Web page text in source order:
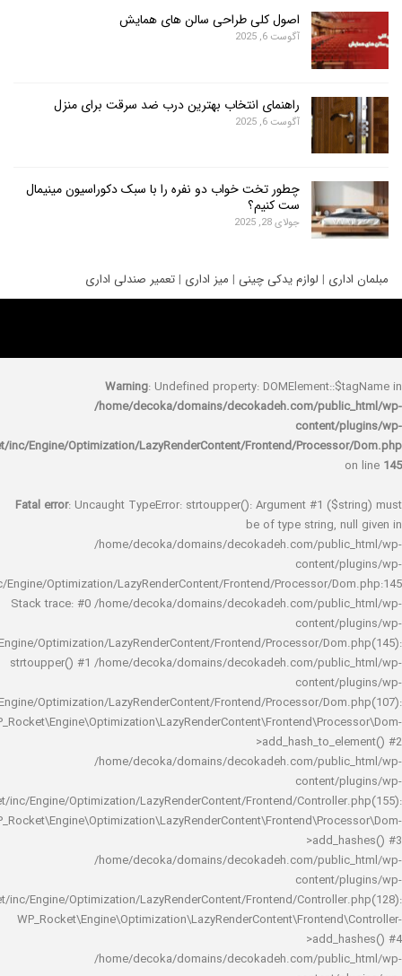
اصول کلی طراحی سالن های همایش
آگوست 6, 2025
راهنمای انتخاب بهترین درب ضد سرقت برای منزل
آگوست 6, 2025
چطور تخت خواب دو نفره را با سبک دکوراسیون مینیمال
ست کنیم؟
جولای 28, 2025
|لوازم یدکی چینی|میز اداری| تعمیر صندلی اداری
Warning: Undefined property:
/home/decoka/domains/decokadeh.com/
rocket/inc/Engine/Optimization/LazyRenderContent/Frontend/
Fatal error : Uncaught TypeError: strtoupper(): Argument #1
be of type string,
/home/decoka/domains/decokadeh.com/
rocket/inc/Engine/Optimization/LazyRenderContent/Frontend/Processor/
Stack trace: #0 /home/decoka/domains/decokadeh.com/
rocket/inc/Engine/Optimization/LazyRenderContent/Frontend/Processor/
strtoupper() #1 /home/decoka/domains/decokadeh.com/
rocket/inc/Engine/Optimization/LazyRenderContent/Frontend/Processor/
/home/decoka/domains/decokadeh.com/
rocket/inc/Engine/Optimization/LazyRenderContent/Frontend/
/home/decoka/domains/decokadeh.com/
rocket/inc/Engine/Optimization/LazyRenderContent/Frontend/
/home/decoka/domains/decokadeh.com/